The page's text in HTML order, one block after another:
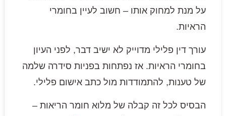
על מנת למחוק אותו – חשוב לעיין בחומרי
הראיות.
עורך דין פלילי מדוייק לא ישיב דבר, לפני העיון
בחומרי הראיות. אז נפתחות בפניות סידרה שלמה
של טענות, להתמודדות מול כתב אישום פלילי.
הבסיס לכל זה קבלה של מלוא חומר הריאות –